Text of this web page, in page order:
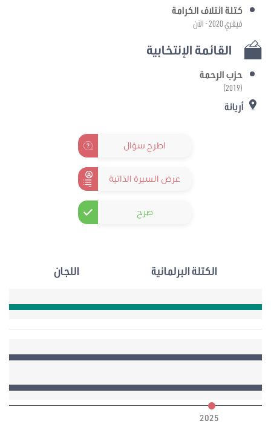
كتلة ائتلاف الكرامة
فيفري 2020 - الآن
القائمة الإنتخابية
حزب الرحمة
(2019)
أريانة
اطرح سؤال
عرض السيرة الذاتية
صرح
الكتلة البرلمانية اللجان
2025